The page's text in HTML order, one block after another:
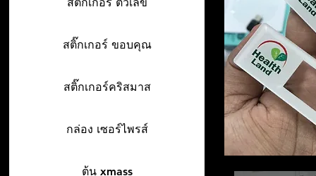
สติ๊กเกอร์ ขอบคุณ
สติ๊กเกอร์คริสมาส
กล่อง เซอร์ไพรส์
ต้น xmass